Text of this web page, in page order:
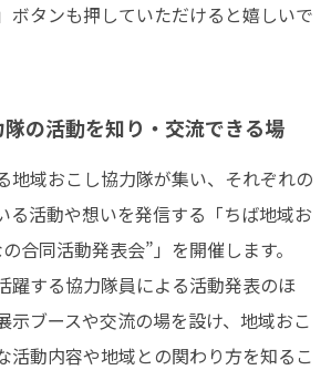
ボタンも押していただけると嬉しいで
の活動を知り・交流できる場
地域おこし協力隊が集い、それぞれの
る活動や想いを発信する「ちば地域お
合同活動発表会”」を開催します。
躍する協力隊員による活動発表のほ
示ブースや交流の場を設け、地域おこ
活動内容や地域との関わり方を知るこ